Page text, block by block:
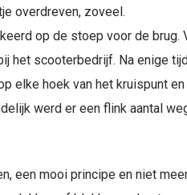
overdreven, zoveel.
op de stoep voor de
het scooterbedrijf. Na enige
elke hoek van het kruispunt
werd er een flink aantal
een mooi principe en niet